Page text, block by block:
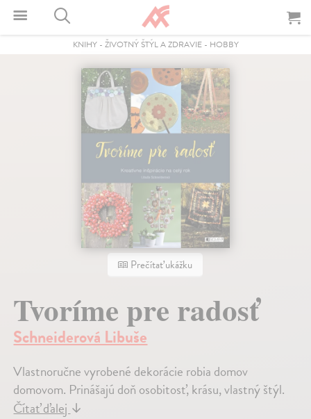
KNIHY- ŽIVOTNÝ ŠTÝL A ZDRAVIE- HOBBY
Prečítať ukážku
Tvoríme pre radosť
Schneiderová Libuše
Vlastnoručne vyrobené dekorácie robia domov
domovom. Prinášajú doň osobitosť, krásu, vlastný štýl.
Čítať ďalej ↓